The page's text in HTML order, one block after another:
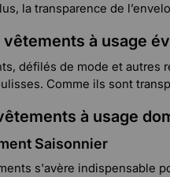
la transparence de
à usage
défilés de mode et
Comme ils sont
à usage
Saisonnier
s'avère indispensable